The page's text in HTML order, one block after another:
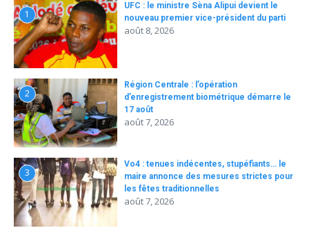
1
UFC : le ministre Sèna Alipui devient le
nouveau premier vice-président du parti
août 8, 2026
2
Région Centrale : l’opération
d’enregistrement biométrique démarre le
17 août
août 7, 2026
3
Vo4 : tenues indécentes, stupéfiants… le
maire annonce des mesures strictes pour
les fêtes traditionnelles
août 7, 2026